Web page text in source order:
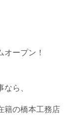
ープン！
ら、
籍の橋本工務店